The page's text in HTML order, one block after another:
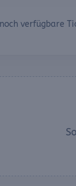
verfügbare